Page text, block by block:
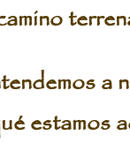
a
estamos